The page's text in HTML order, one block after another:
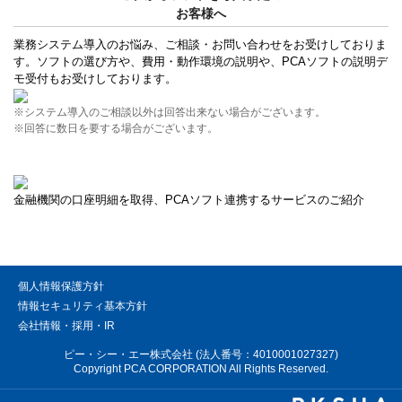
お客様へ
業務システム導入のお悩み、ご相談・お問い合わせをお受けしておりま
す。ソフトの選び方や、費用・動作環境の説明や、PCAソフトの説明デ
モ受付もお受けしております。
※システム導入のご相談以外は回答出来ない場合がございます。
※回答に数日を要する場合がございます。
金融機関の口座明細を取得、PCAソフト連携するサービスのご紹介
個人情報保護方針
情報セキュリティ基本方針
会社情報・採用・IR
ピー・シー・エー株式会社 (法人番号：4010001027327)
Copyright PCA CORPORATION All Rights Reserved.